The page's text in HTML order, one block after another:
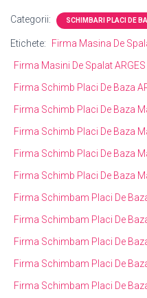
Categorii: SCHIMBARI PLACI DE
Etichete:
Firma Masina De
Firma Masini De Spalat ARGES
Firma Schimb Placi De Baza
Firma Schimb Placi De Baza
Firma Schimb Placi De Baza
Firma Schimb Placi De Baza
Firma Schimb Placi De Baza
Firma Schimbam Placi De
Firma Schimbam Placi De
Firma Schimbam Placi De
Firma Schimbam Placi De
Firma Schimbam Placi De